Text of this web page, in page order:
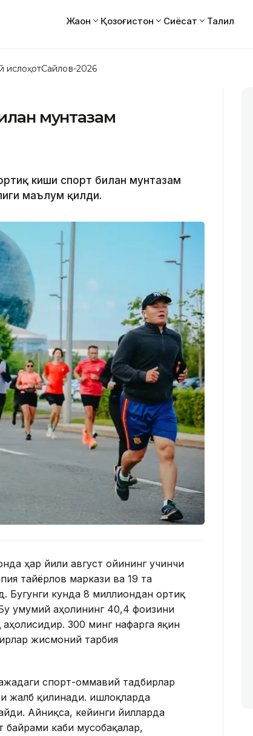
Жаҳон Қозоғистон Сиёсат Таҳлил
ислоҳотСайлов-2026
мунтазам
киши спорт билан мунтазам
маълум қилди.
ҳар йили август ойининг учинчи
тайёрлов маркази ва 19 та
Бугунги кунда 8 миллиондан ортиқ
умумий аҳолининг 40,4 фоизини
300 минг нафарга яқин
жисмоний тарбия
спорт-оммавий тадбирлар
жалб қилинади. Қишлоқларда
Айниқса, кейинги йилларда
каби мусобақалар,